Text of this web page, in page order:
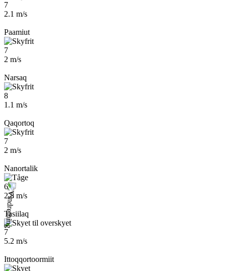
7
2.1 m/s
Paamiut
7
2 m/s
Narsaq
8
1.1 m/s
Qaqortoq
7
2 m/s
Nanortalik
6
2.8 m/s
Tasiilaq
7
5.2 m/s
Ittoqqortoormiit